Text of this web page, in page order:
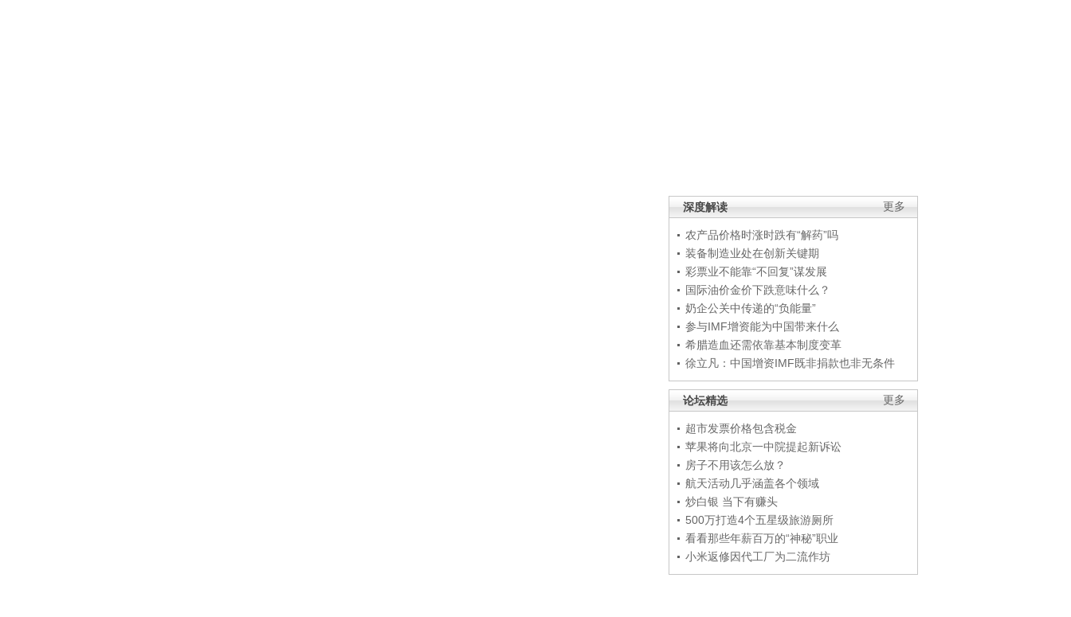
更多
深度解读
农产品价格时涨时跌有“解药”吗
装备制造业处在创新关键期
彩票业不能靠“不回复”谋发展
国际油价金价下跌意味什么？
奶企公关中传递的“负能量”
参与IMF增资能为中国带来什么
希腊造血还需依靠基本制度变革
徐立凡：中国增资IMF既非捐款也非无条件
更多
论坛精选
超市发票价格包含税金
苹果将向北京一中院提起新诉讼
房子不用该怎么放？
航天活动几乎涵盖各个领域
炒白银 当下有赚头
500万打造4个五星级旅游厕所
看看那些年薪百万的“神秘”职业
小米返修因代工厂为二流作坊